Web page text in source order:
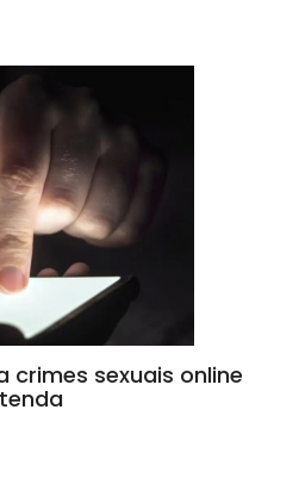
crimes sexuais online